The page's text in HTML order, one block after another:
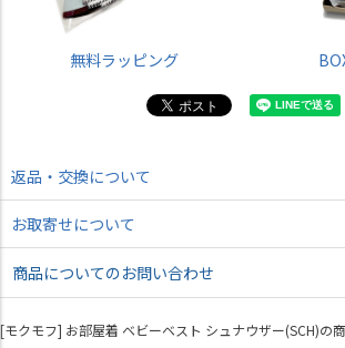
無料ラッピング
返品・交換について
お取寄せについて
商品についてのお問い合わせ
[モクモフ] お部屋着 ベビーベスト シュナウザー(SCH)の